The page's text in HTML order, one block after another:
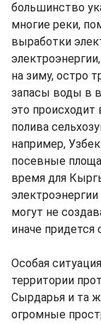
большинство
многие реки,
выработки
на зиму, остро
запасы воды в
это
полива
например,
посевные
время для
могут не
иначе придется
Особая
территории
Сырдарья и та
огромные